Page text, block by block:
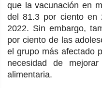
que la vacunación en
del 81.3 por ciento en
2022. Sin embargo,
por ciento de las
el grupo más afectado
necesidad de
alimentaria.